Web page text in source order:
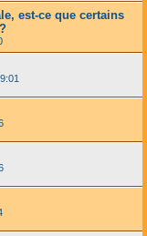
est-ce que certains